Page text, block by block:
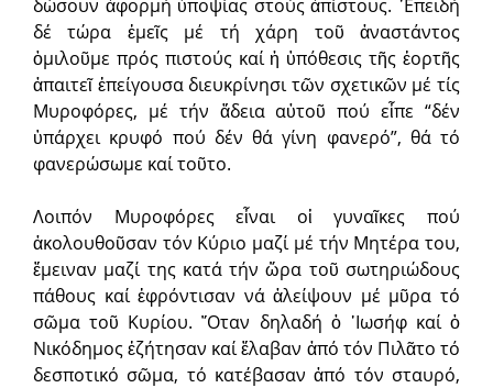
δώσουν ἀφορμή ὑποψίας στούς ἀπίστους. ᾿Επειδή
δέ τώρα ἐμεῖς μέ τή χάρη τοῦ ἀναστάντος
ὁμιλοῦμε πρός πιστούς καί ἡ ὑπόθεσις τῆς ἑορτῆς
ἀπαιτεῖ ἐπείγουσα διευκρίνησι τῶν σχετικῶν μέ τίς
Μυροφόρες, μέ τήν ἄδεια αὐτοῦ πού εἶπε “δέν
ὑπάρχει κρυφό πού δέν θά γίνη φανερό”, θά τό
φανερώσωμε καί τοῦτο.
Λοιπόν Μυροφόρες εἶναι οἱ γυναῖκες πού
ἀκολουθοῦσαν τόν Κύριο μαζί μέ τήν Μητέρα του,
ἔμειναν μαζί της κατά τήν ὥρα τοῦ σωτηριώδους
πάθους καί ἐφρόντισαν νά ἀλείψουν μέ μῦρα τό
σῶμα τοῦ Κυρίου. ῞Οταν δηλαδή ὁ ᾿Ιωσήφ καί ὁ
Νικόδημος ἐζήτησαν καί ἔλαβαν ἀπό τόν Πιλᾶτο τό
δεσποτικό σῶμα, τό κατέβασαν ἀπό τόν σταυρό,